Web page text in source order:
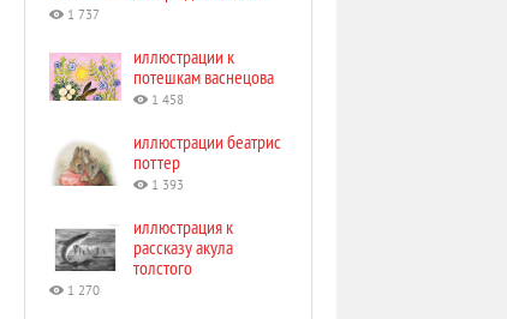
1 737
иллюстрации к
потешкам васнецова
1 458
иллюстрации беатрис
поттер
1 393
иллюстрация к
рассказу акула
толстого
1 270